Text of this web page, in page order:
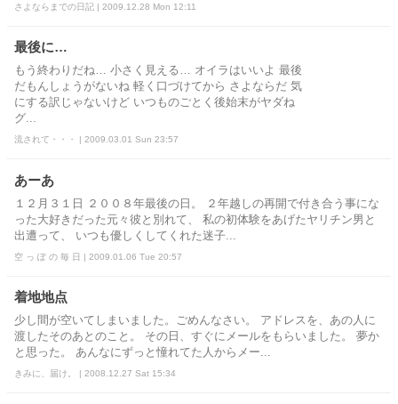
さよならまでの日記 | 2009.12.28 Mon 12:11
最後に…
もう終わりだね… 小さく見える… オイラはいいよ 最後
だもんしょうがないね 軽く口づけてから さよならだ 気
にする訳じゃないけど いつものごとく後始末がヤダね
グ...
流されて・・・ | 2009.03.01 Sun 23:57
あーあ
１２月３１日 ２００８年最後の日。 ２年越しの再開で付き合う事にな
った大好きだった元々彼と別れて、 私の初体験をあげたヤリチン男と
出遭って、 いつも優しくしてくれた迷子...
空 っ ぽ の 毎 日 | 2009.01.06 Tue 20:57
着地地点
少し間が空いてしまいました。ごめんなさい。 アドレスを、あの人に
渡したそのあとのこと。 その日、すぐにメールをもらいました。 夢か
と思った。 あんなにずっと憧れてた人からメー...
きみに、届け。 | 2008.12.27 Sat 15:34